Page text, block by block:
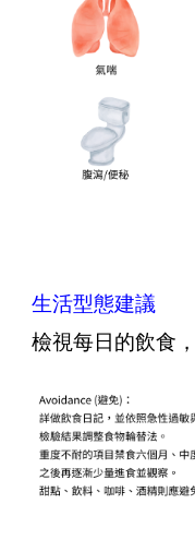
生活型態建議
檢視每日的飲食